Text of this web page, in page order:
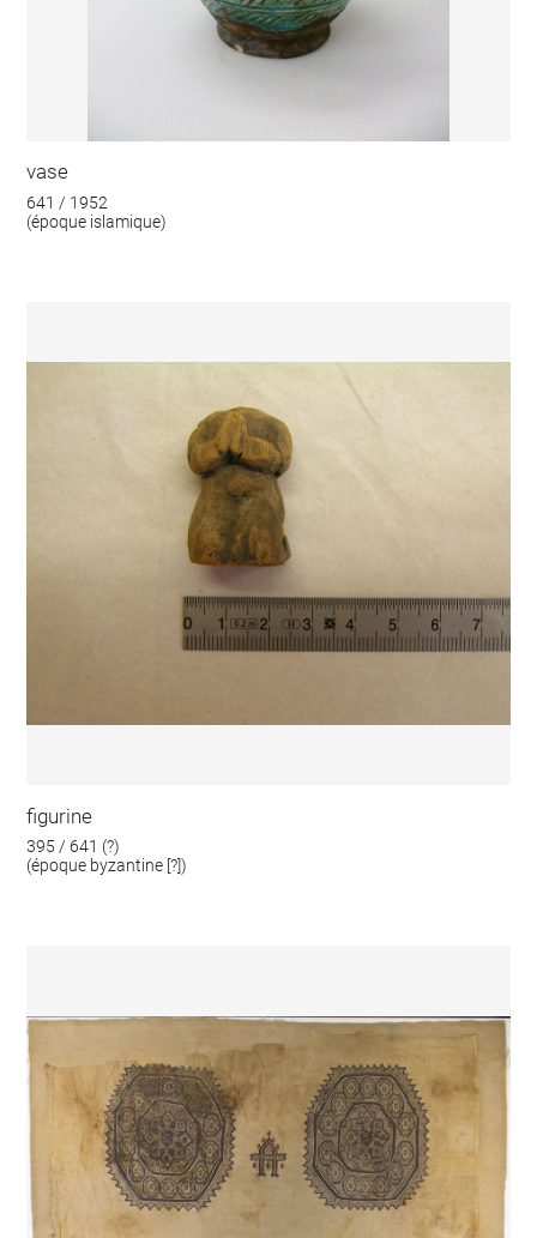
vase
641 / 1952
(époque islamique)
figurine
395 / 641 (?)
(époque byzantine [?])